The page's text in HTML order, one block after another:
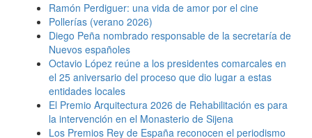
Ramón Perdiguer: una vida de amor por el cine
Pollerías (verano 2026)
Diego Peña nombrado responsable de la secretaría de
Nuevos españoles
Octavio López reúne a los presidentes comarcales en
el 25 aniversario del proceso que dio lugar a estas
entidades locales
El Premio Arquitectura 2026 de Rehabilitación es para
la intervención en el Monasterio de Sijena
Los Premios Rey de España reconocen el periodismo